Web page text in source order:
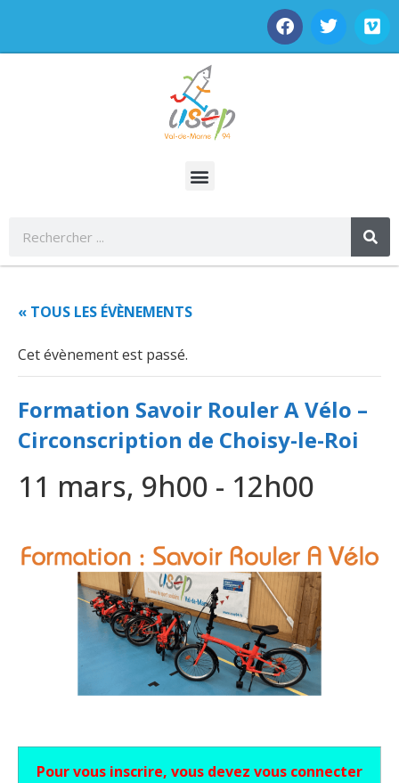
« TOUS LES ÉVÈNEMENTS
Cet évènement est passé.
Formation Savoir Rouler A Vélo –
Circonscription de Choisy-le-Roi
11 mars, 9h00 - 12h00
Pour vous inscrire, vous devez vous connecter